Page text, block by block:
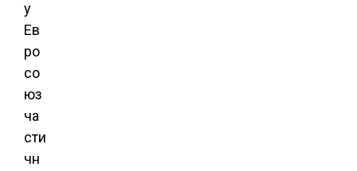
у
Ев
ро
со
юз
ча
сти
чн